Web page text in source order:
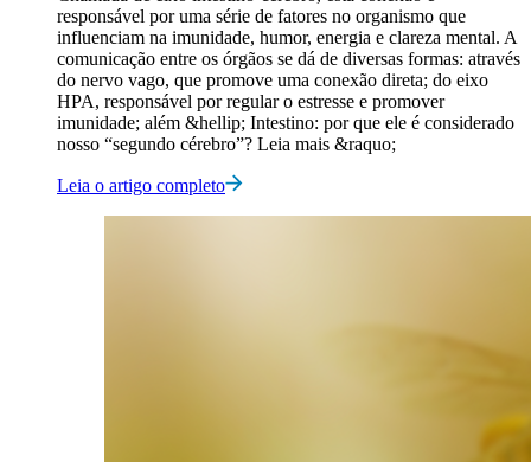
responsável por uma série de fatores no organismo que
influenciam na imunidade, humor, energia e clareza mental. A
comunicação entre os órgãos se dá de diversas formas: através
do nervo vago, que promove uma conexão direta; do eixo
HPA, responsável por regular o estresse e promover
imunidade; além &hellip; Intestino: por que ele é considerado
nosso “segundo cérebro”? Leia mais &raquo;
Leia o artigo completo